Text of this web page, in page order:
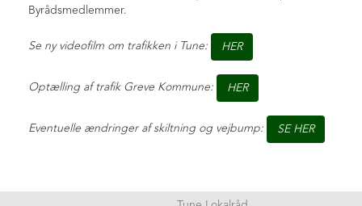
Fingerplan info
Nyhedsliste
Byrådsmedlemmer.
Se ny videofilm om trafikken i Tune: HER
Optælling af trafik Greve Kommune: HER
Eventuelle ændringer af skiltning og vejbump: SE HER